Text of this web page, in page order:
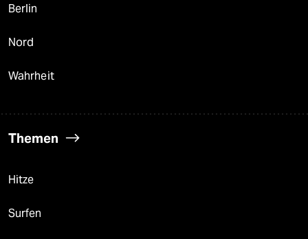
Berlin
Nord
Wahrheit
Themen
Hitze
Surfen